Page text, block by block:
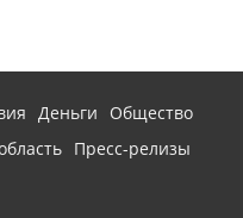
Деньги
Общество
Пресс-релизы